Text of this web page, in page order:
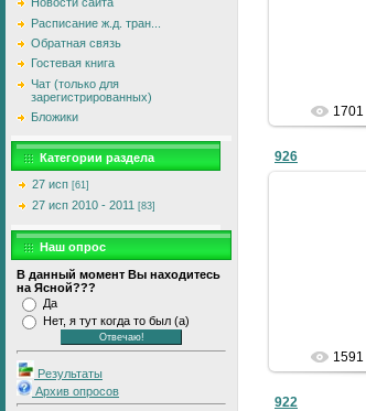
Расписание ж.д. тран...
Обратная связь
Гостевая книга
Чат (только для
зарегистрированных)
Бложики
Категории раздела
27 исп [61]
27 исп 2010 - 2011 [83]
Наш опрос
В данный момент Вы находитесь
на Ясной???
Да
Нет, я тут когда то был (а)
Результаты
Архив опросов
1701
926
1591
922